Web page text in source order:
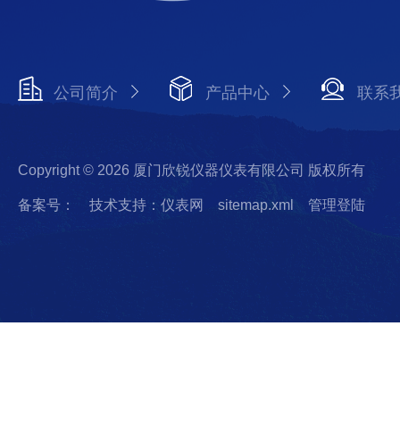
公司简介 产品中心 联系
Copyright © 2026 厦门欣锐仪器仪表有限公司 版权所有
备案号： 技术支持：仪表网 sitemap.xml 管理登陆